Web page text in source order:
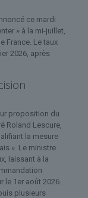
ce mardi
» à la mi-juillet,
France. Le taux
2026, après
proposition du
Roland Lescure,
la mesure
». Le ministre
laissant à la
le 1er août 2026.
plusieurs